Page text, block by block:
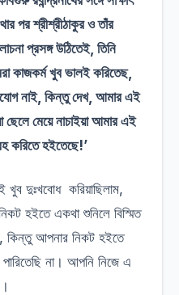
পর শ্রীশ্রীঠাকুর ও তাঁর
প্রসঙ্গ উঠিতেই, তিনি
কাজকর্ম খুব ভালই করিতেছ,
নাই, কিন্তু দেখ, আমার এই
মেয়ে নাচাইয়া আমার এই
করিতে হইতেছে!’
দুঃখবোধ করিয়াছিলাম,
হইতে একথা শুনিলে বিস্মিত
কিন্তু আপনার নিকট হইতে
পারিতেছি না। আপনি নিজে এ